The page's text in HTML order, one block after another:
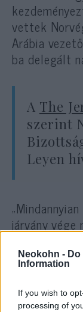
Neokohn -
Information
If you wish to
processing of
vettek
Arábia
ba delegált
A The
szerint
Leyen
járvány vége
esetben is
—